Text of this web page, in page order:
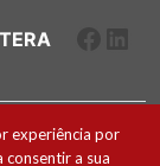
experiência por
a sua